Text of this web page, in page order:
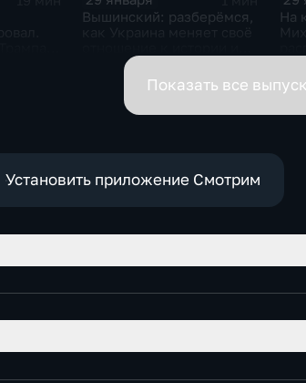
Вышинский: разберёмся,
почему
На
Показать все
Установить приложение Смотрим